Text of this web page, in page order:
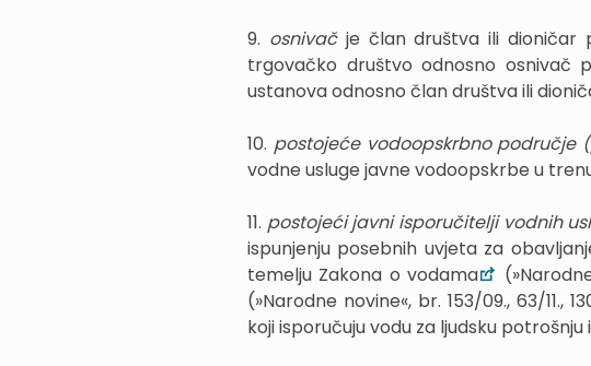
9. osnivač je član društva ili dioničar
trgovačko društvo odnosno osnivač
ustanova odnosno član društva ili
10. postojeće vodoopskrbno
vodne usluge javne vodoopskrbe u
11. postojeći javni isporučitelji vodnih
ispunjenju posebnih uvjeta za
temelju Zakona o vodama
(»Narodne novine«, br. 153/09., 63/11.,
koji isporučuju vodu za ljudsku